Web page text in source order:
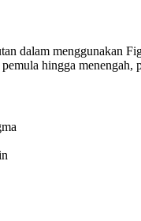
dalam menggunakan
hingga